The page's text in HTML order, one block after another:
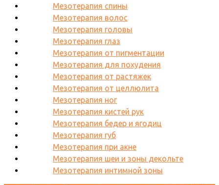
Мезотерапия спины
Мезотерапия волос
Мезотерапия головы
Мезотерапия глаз
Мезотерапия от пигментации
Мезотерапия для похудения
Мезотерапия от растяжек
Мезотерапия от целлюлита
Мезотерапия ног
Мезотерапия кистей рук
Мезотерапия бедер и ягодиц
Мезотерапия губ
Мезотерапия при акне
Мезотерапия шеи и зоны декольте
Мезотерапия интимной зоны